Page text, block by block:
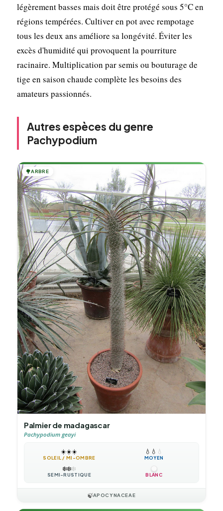
légèrement basses mais doit être protégé sous 5°C en
régions tempérées. Cultiver en pot avec rempotage
tous les deux ans améliore sa longévité. Éviter les
excès d'humidité qui provoquent la pourriture
racinaire. Multiplication par semis ou bouturage de
tige en saison chaude complète les besoins des
amateurs passionnés.
Autres espèces du genre
Pachypodium
🌳ARBRE
Palmier de madagascar
Pachypodium geayi
☀️☀️☀️
SOLEIL / MI-OMBRE
💧 💧 💧
MOYEN
❄️❄️❄️
SEMI-RUSTIQUE BLANC
🍃APOCYNACEAE